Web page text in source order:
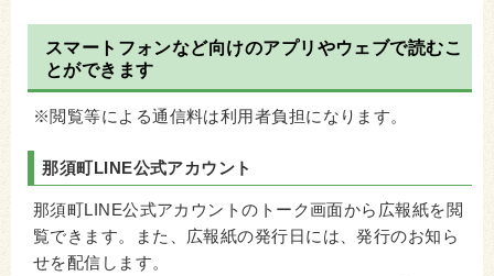
スマートフォンなど向けのアプリやウェブで読むこ
とができます
※閲覧等による通信料は利用者負担になります。
那須町LINE公式アカウント
那須町LINE公式アカウントのトーク画面から広報紙を閲
覧できます。また、広報紙の発行日には、発行のお知ら
せを配信します。